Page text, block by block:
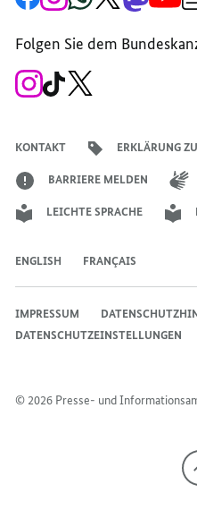
Facebook-
Bundesregierung
Instagram-
der
Bundesregierung
WhatsApp-
der
Bundesregierung
X-
der
Folgen Sie dem
Zum
Instagram-
Zum
TikTok-
KONTAKT ERKLÄRUNG
BARRIERE MELDEN
LEICHTE SPRACHE
ENGLISH FRANÇAIS
© 2026 Presse- und
IMPRESSUM
DATENSCHUTZEINSTELLUNGEN